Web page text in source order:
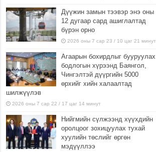
Дүүжин замын тээвэр энэ оны
12 дугаар сард ашиглалтад
бүрэн орно
2026 оны 7 сар 23 / 10 цаг 21 минут
Агаарын бохирдлыг бууруулах
бодлогын хүрээнд Баянгол,
Чингэлтэй дүүргийн 5000
өрхийг хийн халаалтад
шилжүүлэв
2026 оны 7 сар 22 / 17 цаг 14 минут
Нийгмийн сүлжээнд хүүхдийн
оролцоог зохицуулах тухай
хуулийн төслийг өргөн
мэдүүллээ